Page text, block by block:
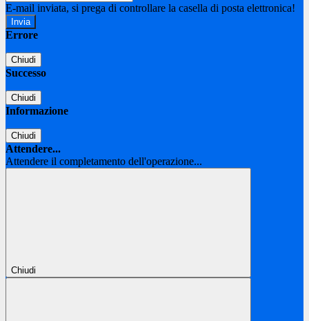
E-mail inviata, si prega di controllare la casella di posta elettronica!
Errore
Chiudi
Successo
Chiudi
Informazione
Chiudi
Attendere...
Attendere il completamento dell'operazione...
Chiudi